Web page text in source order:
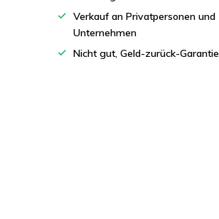
Verkauf an Privatpersonen und
Unternehmen
Nicht gut, Geld-zurück-Garantie